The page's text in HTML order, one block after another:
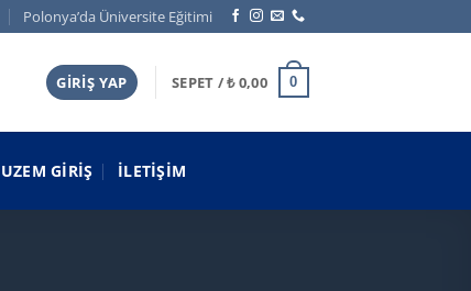
Polonya’da Üniversite Eğitimi
GIRIŞ YAP SEPET /₺0,00 0
UZEM GIRIŞ İLETIŞIM